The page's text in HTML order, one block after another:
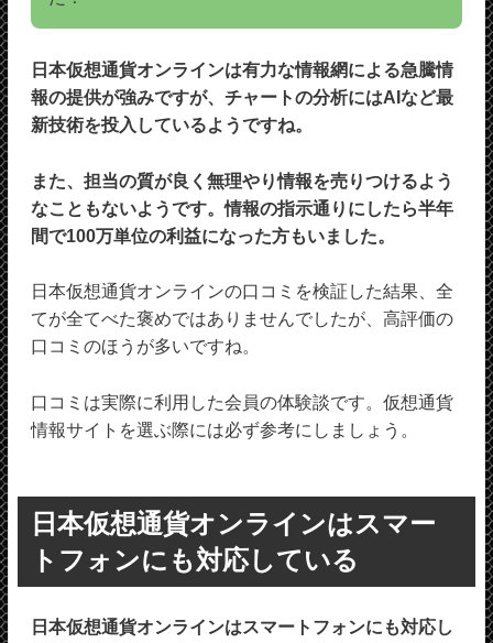
日本仮想通貨オンラインは有力な情報網による急騰情
報の提供が強みですが、チャートの分析にはAIなど最
新技術を投入しているようですね。
また、担当の質が良く無理やり情報を売りつけるよう
なこともないようです。情報の指示通りにしたら半年
間で100万単位の利益になった方もいました。
日本仮想通貨オンラインの口コミを検証した結果、全
てが全てべた褒めではありませんでしたが、高評価の
口コミのほうが多いですね。
口コミは実際に利用した会員の体験談です。仮想通貨
情報サイトを選ぶ際には必ず参考にしましょう。
日本仮想通貨オンラインはスマー
トフォンにも対応している
日本仮想通貨オンラインはスマートフォンにも対応し